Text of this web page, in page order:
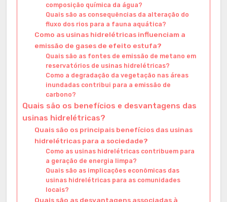
composição química da água?
Quais são as consequências da alteração do
fluxo dos rios para a fauna aquática?
Como as usinas hidrelétricas influenciam a
emissão de gases de efeito estufa?
Quais são as fontes de emissão de metano em
reservatórios de usinas hidrelétricas?
Como a degradação da vegetação nas áreas
inundadas contribui para a emissão de
carbono?
Quais são os benefícios e desvantagens das
usinas hidrelétricas?
Quais são os principais benefícios das usinas
hidrelétricas para a sociedade?
Como as usinas hidrelétricas contribuem para
a geração de energia limpa?
Quais são as implicações econômicas das
usinas hidrelétricas para as comunidades
locais?
Quais são as desvantagens associadas à